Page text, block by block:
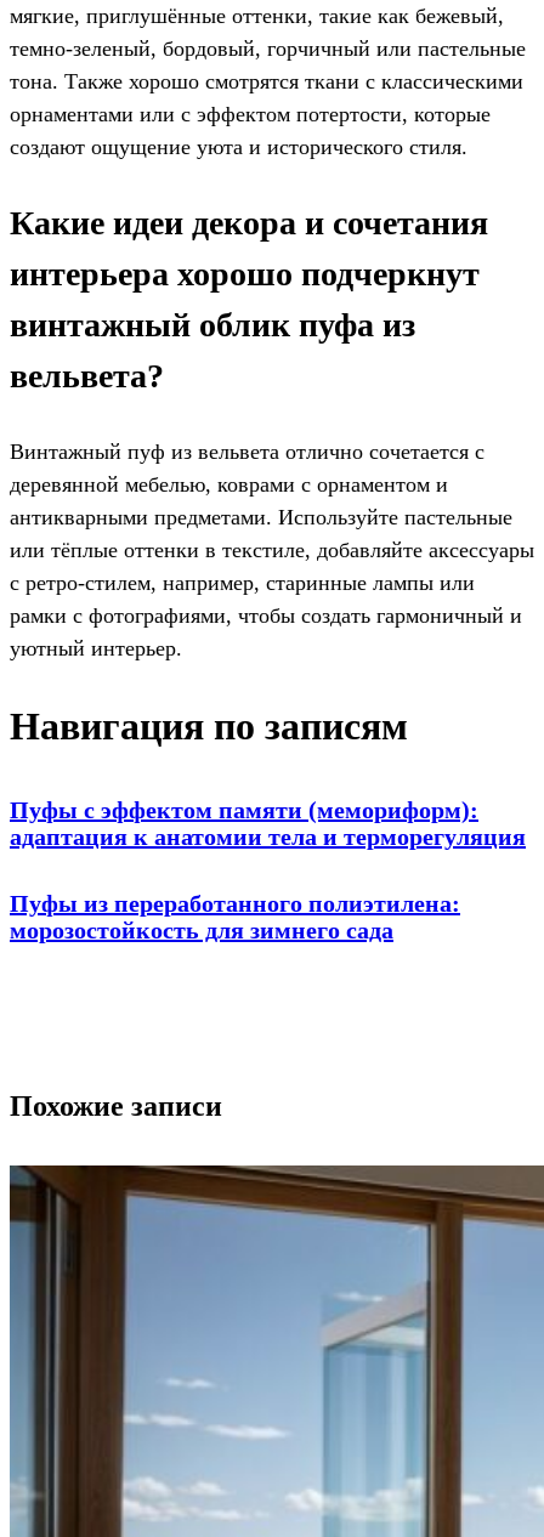
мягкие, приглушённые оттенки, такие как бежевый,
темно-зеленый, бордовый, горчичный или пастельные
тона. Также хорошо смотрятся ткани с классическими
орнаментами или с эффектом потертости, которые
создают ощущение уюта и исторического стиля.
Какие идеи декора и сочетания
интерьера хорошо подчеркнут
винтажный облик пуфа из
вельвета?
Винтажный пуф из вельвета отлично сочетается с
деревянной мебелью, коврами с орнаментом и
антикварными предметами. Используйте пастельные
или тёплые оттенки в текстиле, добавляйте аксессуары
с ретро-стилем, например, старинные лампы или
рамки с фотографиями, чтобы создать гармоничный и
уютный интерьер.
Навигация по записям
Пуфы с эффектом памяти (мемориформ):
адаптация к анатомии тела и терморегуляция
Пуфы из переработанного полиэтилена:
морозостойкость для зимнего сада
Похожие записи